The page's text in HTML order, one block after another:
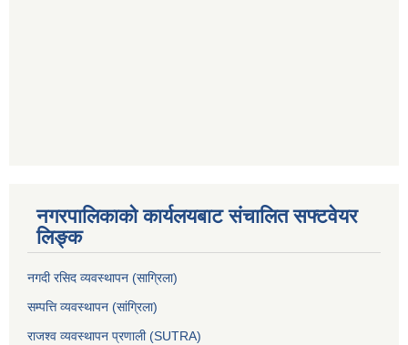
नगरपालिकाको कार्यलयबाट संचालित सफ्टवेयर
लिङ्क
नगदी रसिद व्यवस्थापन (साग्रिला)
सम्पत्ति व्यवस्थापन (सांग्रिला)
राजश्व व्यवस्थापन प्रणाली (SUTRA)